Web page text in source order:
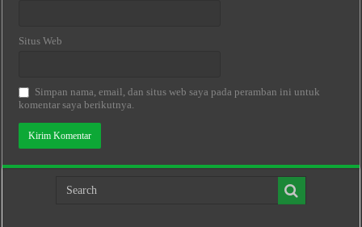
Situs Web
Simpan nama, email, dan situs web saya pada peramban ini untuk
komentar saya berikutnya.